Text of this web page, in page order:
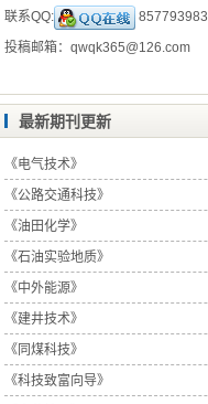
联系QQ:
857793983
投稿邮箱： qwqk365@126.com
最新期刊更新
《电气技术》
《公路交通科技》
《油田化学》
《石油实验地质》
《中外能源》
《建井技术》
《 同煤科技》
《科技致富向导》